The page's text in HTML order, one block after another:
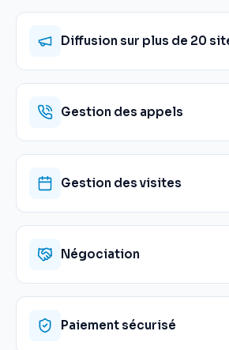
Diffusion sur plus de 20
Gestion des appels
Gestion des visites
Négociation
Paiement sécurisé